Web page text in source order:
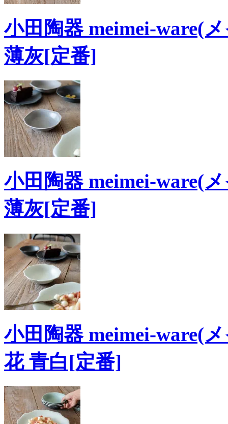
小田陶器 meimei-ware(
薄灰[定番]
小田陶器 meimei-ware(
薄灰[定番]
小田陶器 meimei-ware(
花 青白[定番]